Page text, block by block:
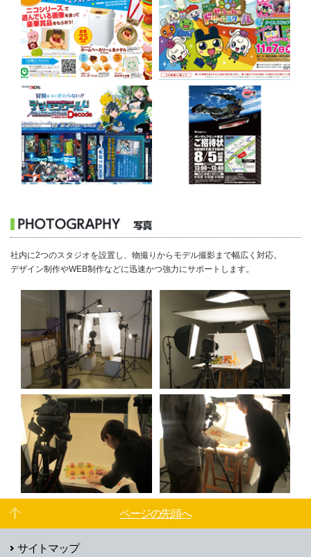
社内に2つのスタジオを設置し、物撮りからモデル撮影まで幅広く対応。
デザイン制作やWEB制作などに迅速かつ強力にサポートします。
ページの先頭へ
サイトマップ